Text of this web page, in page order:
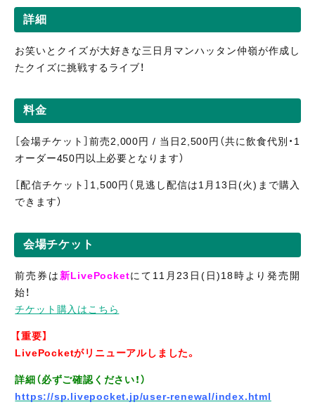
詳細
お笑いとクイズが大好きな三日月マンハッタン仲嶺が作成し
たクイズに挑戦するライブ！
料金
［会場チケット］前売2,000円 / 当日2,500円（共に飲食代別・1
オーダー450円以上必要となります）
［配信チケット］1,500円（見逃し配信は1月13日(火)まで購入
できます）
会場チケット
前売券は 新LivePocketにて11月23日(日)18時より発売開
始！
チケット購入はこちら
【重要】
LivePocketがリニューアルしました。
詳細（必ずご確認ください！）
https://sp.livepocket.jp/user-renewal/index.html